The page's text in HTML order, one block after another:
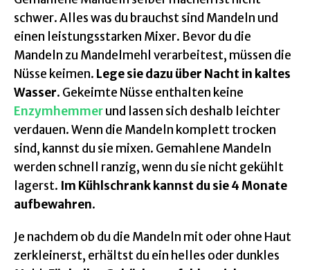
schwer. Alles was du brauchst sind Mandeln und
einen leistungsstarken Mixer. Bevor du die
Mandeln zu Mandelmehl verarbeitest, müssen die
Nüsse keimen. Lege sie dazu über Nacht in kaltes
Wasser. Gekeimte Nüsse enthalten keine
Enzymhemmerund lassen sich deshalb leichter
verdauen. Wenn die Mandeln komplett trocken
sind, kannst du sie mixen. Gemahlene Mandeln
werden schnell ranzig, wenn du sie nicht gekühlt
lagerst. Im Kühlschrank kannst du sie 4 Monate
aufbewahren.
Je nachdem ob du die Mandeln mit oder ohne Haut
zerkleinerst, erhältst du ein helles oder dunkles